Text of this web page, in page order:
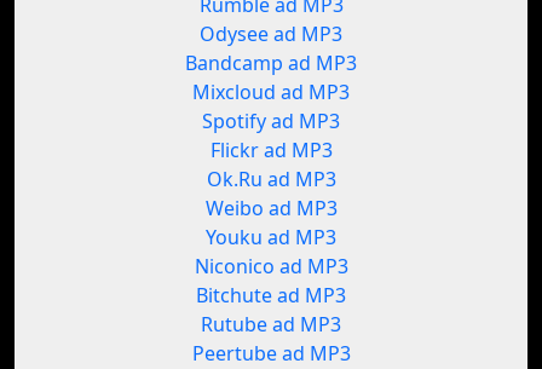
Odysee ad MP3
Bandcamp ad MP3
Mixcloud ad MP3
Spotify ad MP3
Flickr ad MP3
Ok.Ru ad MP3
Weibo ad MP3
Youku ad MP3
Niconico ad MP3
Bitchute ad MP3
Rutube ad MP3
Peertube ad MP3